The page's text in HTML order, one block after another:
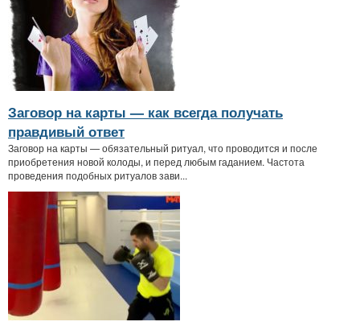
Заговор на карты — как всегда получать
правдивый ответ
Заговор на карты — обязательный ритуал, что проводится и после
приобретения новой колоды, и перед любым гаданием. Частота
проведения подобных ритуалов зави...